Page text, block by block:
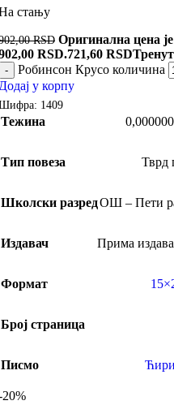
стању
RSD Оригинална цена
RSD.721,60 RSD
- Робинсон Крусо количина
у корпу
1409
Тежина
Тип повеза Тврд
Школски разредОШ – Пети
Издавач Прима
Формат
Број страница
Писмо
20%